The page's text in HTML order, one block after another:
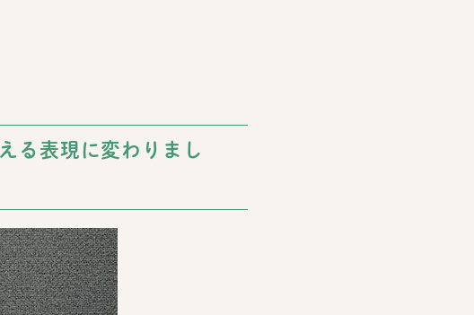
る表現に変わりまし